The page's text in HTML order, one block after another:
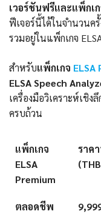
เวอร์ชันฟรีและแพ็กเก
ฟีเจอร์นี้ได้ในจำนวนค
รวมอยู่ในแพ็กเกจ
สำหรับแพ็กเกจ ELSA
ELSA Speech
เครื่องมือวิเคราะห์เชิ
ครบถ้วน
แพ็กเกจ
ELSA
Premium
ราค
ตลอดชีพ